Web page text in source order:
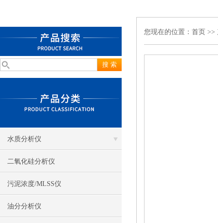
水质分析仪
二氧化硅分析仪
污泥浓度/MLSS仪
油分分析仪
您现在的位置： 首页 >>